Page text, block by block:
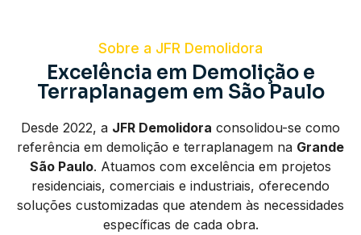
Sobre a JFR Demolidora
Excelência em Demolição e
Terraplanagem em São Paulo
Desde 2022, a JFR Demolidora consolidou-se como
referência em demolição e terraplanagem na Grande
São Paulo. Atuamos com excelência em projetos
residenciais, comerciais e industriais, oferecendo
soluções customizadas que atendem às necessidades
específicas de cada obra.